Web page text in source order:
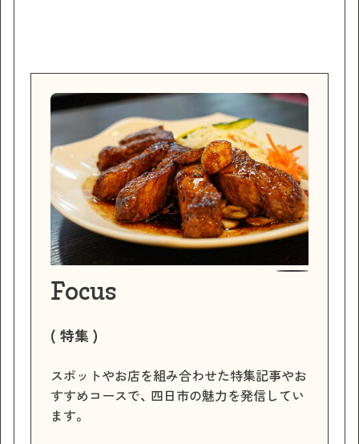
( 特集 )
スポットやお店を組み合わせた特集記事やお
すすめコースで、 四日市の魅力を発信してい
ます。